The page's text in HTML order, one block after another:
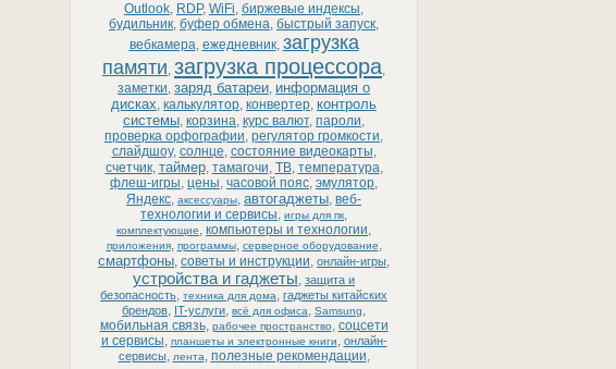
Outlook, RDP, WiFi, биржевые индексы,
будильник, буфер обмена, быстрый запуск,
вебкамера, ежедневник, загрузка
памяти, загрузка процессора,
заметки, заряд батареи, информация о
дисках, калькулятор, конвертер, контроль
системы, корзина, курс валют, пароли,
проверка орфографии, регулятор громкости,
слайдшоу, солнце, состояние видеокарты,
счетчик, таймер, тамагочи, ТВ, температура,
флеш-игры, цены, часовой пояс, эмулятор,
Яндекс, аксессуары, автогаджеты, веб-
технологии и сервисы, игры для пк,
комплектующие, компьютеры и технологии,
приложения, программы, серверное оборудование,
смартфоны, советы и инструкции, онлайн-игры,
устройства и гаджеты, защита и
безопасность, техника для дома, гаджеты китайских
брендов, IT-услуги, всё для офиса, Samsung,
мобильная связь, рабочее пространство, соцсети
и сервисы, планшеты и электронные книги, онлайн-
сервисы, лента, полезные рекомендации,